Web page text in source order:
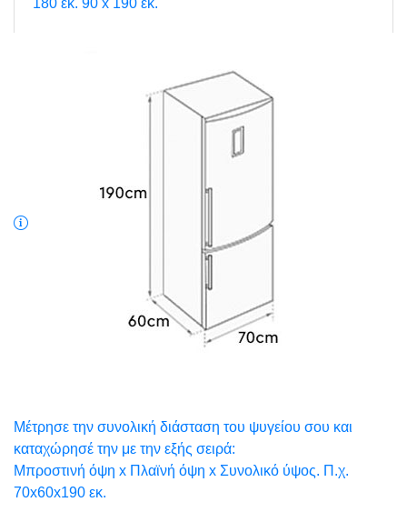
180 εκ. 90 x 190 εκ.
Μέτρησε την συνολική διάσταση του ψυγείου σου και
καταχώρησέ την με την εξής σειρά:
Μπροστινή όψη x Πλαϊνή όψη x Συνολικό ύψος. Π.χ.
70x60x190 εκ.